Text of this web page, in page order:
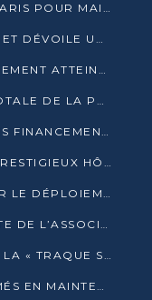
RECONNAISSANCE : HONNEUR À PARIS POUR MAIXENT RAOUL OMINGA
CANAL+ RELANCE LA CHAÎNE CAN ET DÉVOILE UNE OFFRE EXCEPTIONNELLE POUR DÉCEMBRE
LA DETTE DES PAYS EN DÉVELOPPEMENT ATTEINT UN SOMMET HISTORIQUE ENTRE 2022 ET 2024
L’AFRIQUE VISE L’ÉRADICATION TOTALE DE LA POLIOMYÉLITE D’ICI 2026
LA BAD PROMET D’ACCÉLÉRER SES FINANCEMENTS AVEC LE MINISTÈRE DE L’ASSAINISSEMENT
SASSOU NGUESSO INAUGURE LE PRESTIGIEUX HÔTEL KEMPINSKI BRAZZAVILLE
LE SECTEUR PRIVÉ MOBILISÉ POUR LE DÉPLOIEMENT DE 19 MINI-CENTRALES SOLAIRES
YVON SANA BANGUI PREND LA TÊTE DE L’ASSOCIATION DES BANQUES CENTRALES AFRICAINES
DENIS SASSOU-NGUESSO PROMET LA « TRAQUE SANS RELÂCHE » DU GRAND BANDITISME
13 MILITAIRES CONGOLAIS DIPLÔMÉS EN MAINTENANCE INDUSTRIELLE APRÈS TROIS ANS DE FORMATION À L’UNIVERSITÉ MARIEN-NGOUABI